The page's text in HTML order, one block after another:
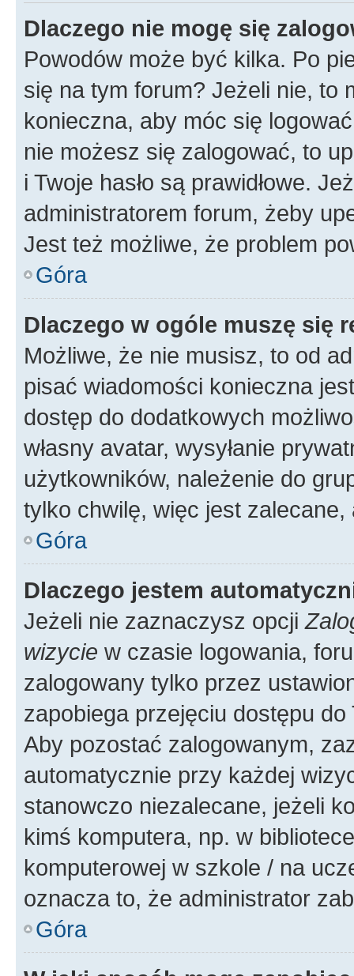
Dlaczego nie mogę się
Powodów może być kilka. Po
się na tym forum? Jeżeli nie, to
konieczna, aby móc się
nie możesz się zalogować, to
i Twoje hasło są prawidłowe.
administratorem forum, żeby
Jest też możliwe, że problem
Góra
Dlaczego w ogóle muszę się
Możliwe, że nie musisz, to od
pisać wiadomości konieczna
dostęp do dodatkowych
własny avatar, wysyłanie
użytkowników, należenie do
tylko chwilę, więc jest zalecane,
Góra
Dlaczego jestem
Jeżeli nie zaznaczysz opcji
wizycie w czasie logowania,
zalogowany tylko przez
zapobiega przejęciu dostępu
Aby pozostać zalogowanym,
automatycznie przy każdej
stanowczo niezalecane, jeżeli
kimś komputera, np. w
komputerowej w szkole / na
oznacza to, że administrator
Góra